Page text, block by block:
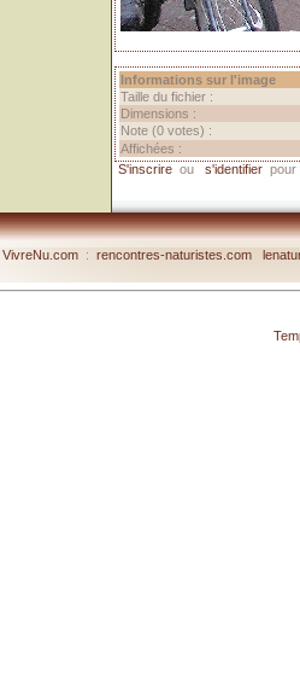
Informations sur l'image
Taille du fichier :
Dimensions :
Note (0 votes) :
Affichées :
S'inscrire ou s'identifier
VivreNu.com : rencontres-naturistes.com